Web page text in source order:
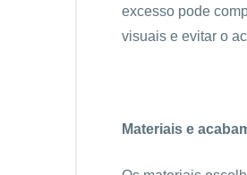
excesso pode
visuais e evitar o
Materiais e